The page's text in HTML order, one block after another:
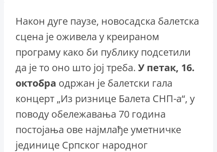
Након дуге паузе, новосадска балетска
сцена је оживела у креираном
програму како би публику подсетили
да је то оно што јој треба. У петак, 16.
октобра одржан је балетски гала
концерт „Из ризнице Балета СНП-а“, у
поводу обележавања 70 година
постојања ове најмлађе уметничке
јединице Српског народног